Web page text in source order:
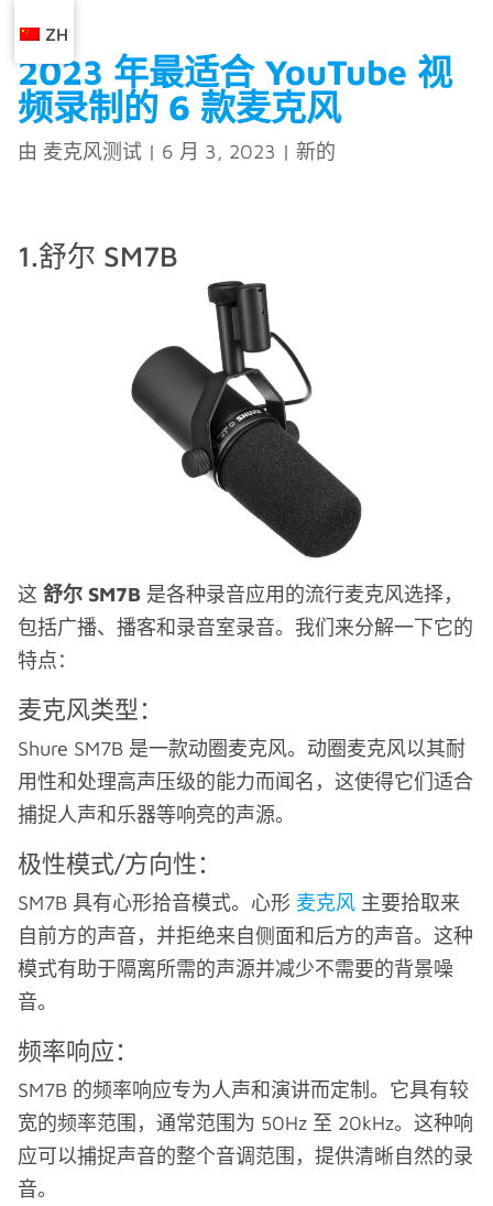
2023 年最适合 YouTube 视
频录制的 6 款麦克风
由 麦克风测试| 6 月 3, 2023 | 新的
1.舒尔 SM7B
这 舒尔 SM7B是各种录音应用的流行麦克风选择，
包括广播、播客和录音室录音。我们来分解一下它的
特点：
麦克风类型：
Shure SM7B 是一款动圈麦克风。动圈麦克风以其耐
用性和处理高声压级的能力而闻名，这使得它们适合
捕捉人声和乐器等响亮的声源。
极性模式/方向性：
SM7B 具有心形拾音模式。心形 麦克风主要拾取来
自前方的声音，并拒绝来自侧面和后方的声音。这种
模式有助于隔离所需的声源并减少不需要的背景噪
音。
频率响应：
SM7B 的频率响应专为人声和演讲而定制。它具有较
宽的频率范围，通常范围为 50Hz 至 20kHz。这种响
应可以捕捉声音的整个音调范围，提供清晰自然的录
音。
ZH